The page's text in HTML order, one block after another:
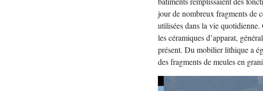
jour de nombreux fragments de
utilisées dans la vie
les céramiques d’apparat,
présent. Du mobilier lithique a
des fragments de meules en